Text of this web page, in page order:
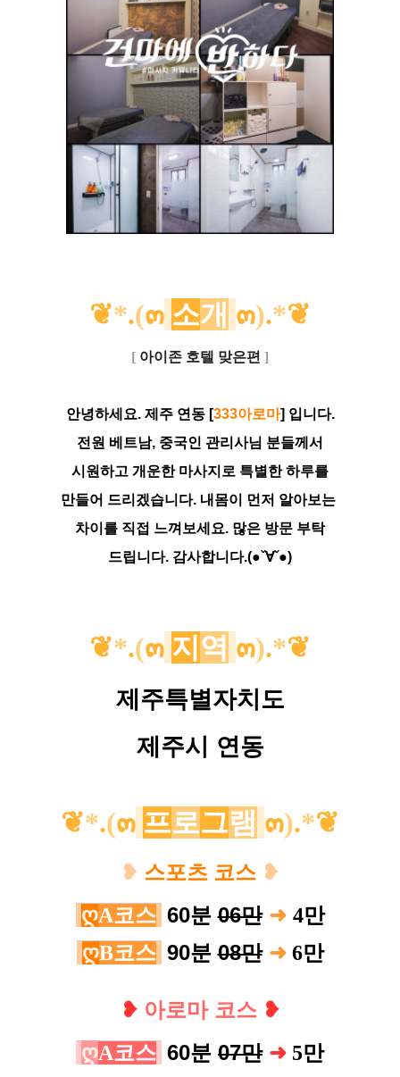
❦*.(๓ 소개 ๓).*❦
[ 아이존 호텔 맞은편 ]
안녕하세요. 제주 연동 [333아로마] 입니다.
전원 베트남, 중국인 관리사님 분들께서
시원하고 개운한 마사지로 특별한 하루를
만들어 드리겠습니다. 내몸이 먼저 알아보는
차이를 직접 느껴보세요. 많은 방문 부탁
드립니다. 감사합니다.(●ˇ∀ˇ●)
❦*.(๓ 지 역 ๓).*❦
제주특별자치도
제주시 연동
❦*.(๓ 프로그램 ๓).*❦
❥ 스포츠 코스 ❥
ღA코스 60분 06만 ➜ 4만
ღB코스 90분 08만 ➜ 6만
❥ 아로마 코스 ❥
ღA코스 60분 07만 ➜ 5만